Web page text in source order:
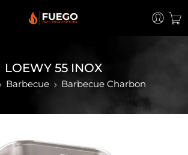
LOEWY 55 INOX
Barbecue Barbecue Charbon